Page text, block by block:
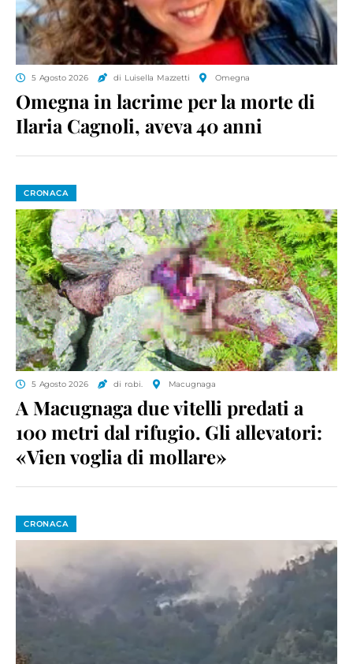
5 Agosto 2026 di Luisella Mazzetti Omegna
Omegna in lacrime per la morte di
Ilaria Cagnoli, aveva 40 anni
CRONACA
5 Agosto 2026 di ro.bi. Macugnaga
A Macugnaga due vitelli predati a
100 metri dal rifugio. Gli allevatori:
«Vien voglia di mollare»
CRONACA